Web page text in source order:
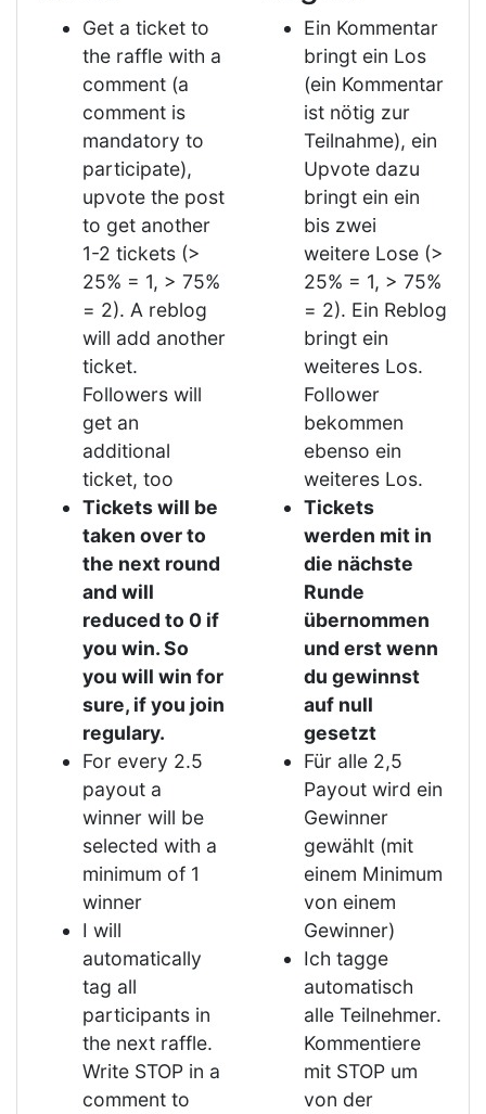
Get a ticket to
the raffle with a
comment (a
comment is
mandatory to
participate),
upvote the post
to get another
1-2 tickets (>
25% = 1, > 75%
= 2). A reblog
will add another
ticket.
Followers will
get an
additional
ticket, too
Tickets will be
taken over to
the next round
and will
reduced to 0 if
you win. So
you will win for
sure, if you join
regulary.
For every 2.5
payout a
winner will be
selected with a
minimum of 1
winner
I will
automatically
tag all
participants in
the next raffle.
Write STOP in a
comment to
Ein Kommentar
bringt ein Los
(ein Kommentar
ist nötig zur
Teilnahme), ein
Upvote dazu
bringt ein ein
bis zwei
weitere Lose (>
25% = 1, > 75%
= 2). Ein Reblog
bringt ein
weiteres Los.
Follower
bekommen
ebenso ein
weiteres Los.
Tickets
werden mit in
die nächste
Runde
übernommen
und erst wenn
du gewinnst
auf null
gesetzt
Für alle 2,5
Payout wird ein
Gewinner
gewählt (mit
einem Minimum
von einem
Gewinner)
Ich tagge
automatisch
alle Teilnehmer.
Kommentiere
mit STOP um
von der